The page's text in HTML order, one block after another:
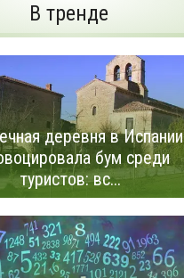
В тренде
деревня в Испании
бум среди
туристов: вс...